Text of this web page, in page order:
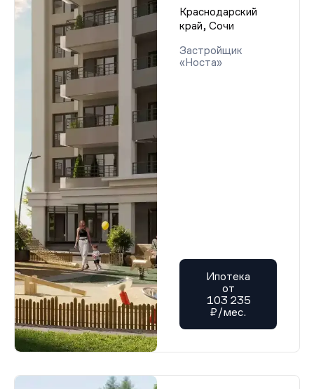
Краснодарский
край, Сочи
Застройщик
«Носта»
Ипотека
от
103 235
₽/мес.